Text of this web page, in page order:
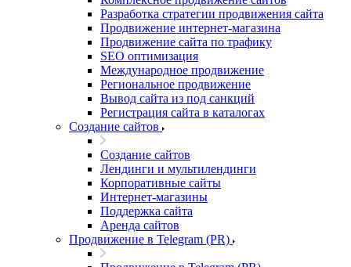
Разработка стратегии продвижения сайта
Продвижение интернет-магазина
Продвижение сайта по трафику
SEO оптимизация
Международное продвижение
Региональное продвижение
Вывод сайта из под санкций
Регистрация сайта в каталогах
Создание сайтов
Создание сайтов
Лендинги и мультилендинги
Корпоративные сайты
Интернет-магазины
Поддержка сайта
Аренда сайтов
Продвижение в Telegram (PR)